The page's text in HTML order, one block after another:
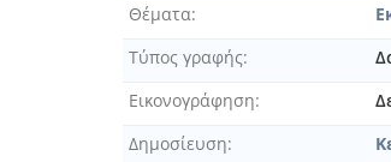
Θέματα
Τύπος γραφής
Εικονογράφηση
Δημοσίευση